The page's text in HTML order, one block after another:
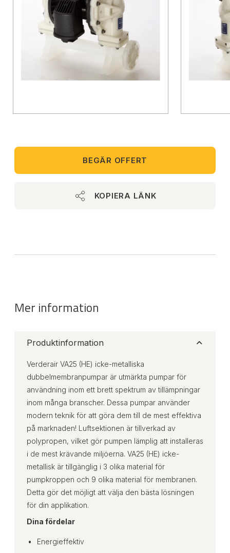
BEGÄR OFFERT
KOPIERA LÄNK
Mer information
Produktinformation
Verderair VA25 (HE) icke-metalliska
dubbelmembranpumpar är utmärkta pumpar för
användning inom ett brett spektrum av tillämpningar
inom många branscher. Dessa pumpar använder
modern teknik för att göra dem till de mest effektiva
på marknaden! Luftsektionen är tillverkad av
polypropen, vilket gör pumpen lämplig att installeras
i de mest krävande miljöerna. VA25 (HE) icke-
metallisk är tillgänglig i 3 olika material för
pumpkroppen och 9 olika material för membranen.
Detta gör det möjligt att välja den bästa lösningen
för din applikation.
Dina fördelar
Energieffektiv